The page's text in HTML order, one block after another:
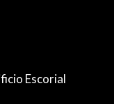
Escorial